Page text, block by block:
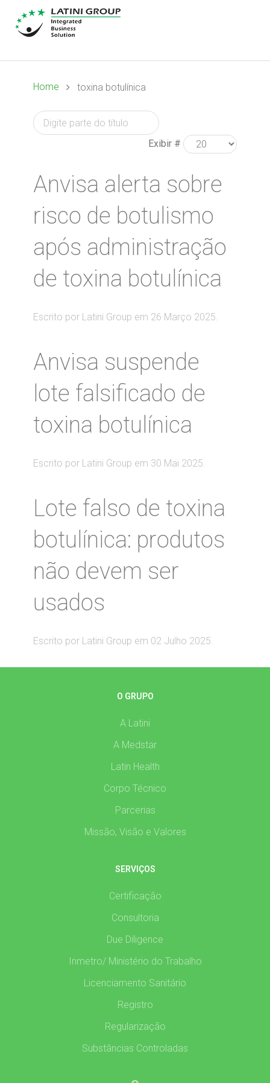
Home toxina botulínica
Exibir #
Anvisa alerta sobre
risco de botulismo
após administração
de toxina botulínica
Escrito por Latini Group em 26 Março 2025.
Anvisa suspende
lote falsificado de
toxina botulínica
Escrito por Latini Group em 30 Mai 2025.
Lote falso de toxina
botulínica: produtos
não devem ser
usados
Escrito por Latini Group em 02 Julho 2025.
O GRUPO
A Latini
A Medstar
Latin Health
Corpo Técnico
Parcerias
Missão, Visão e Valores
SERVIÇOS
Certificação
Consultoria
Due Diligence
Inmetro/ Ministério do Trabalho
Licenciamento Sanitário
Registro
Regularização
Substâncias Controladas